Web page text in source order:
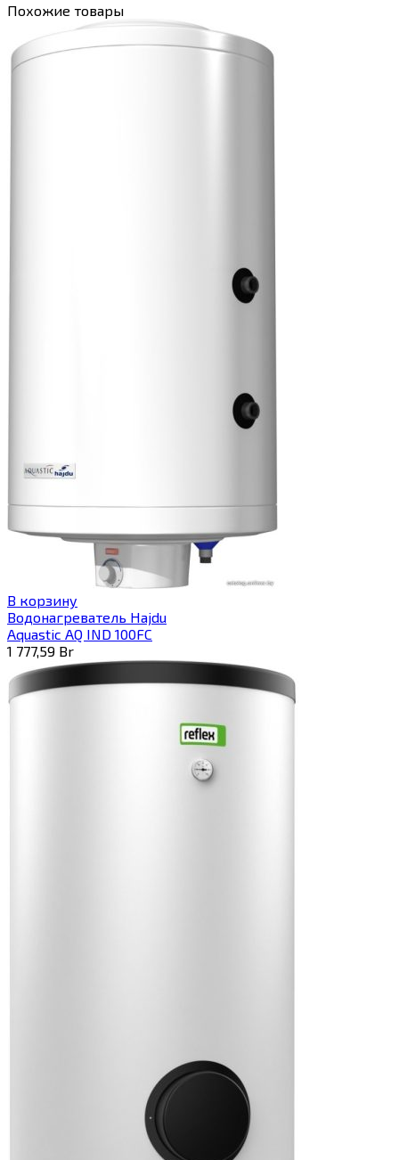
Похожие товары
В корзину
Водонагреватель Hajdu
Aquastic AQ IND 100FC
1 777,59 Br